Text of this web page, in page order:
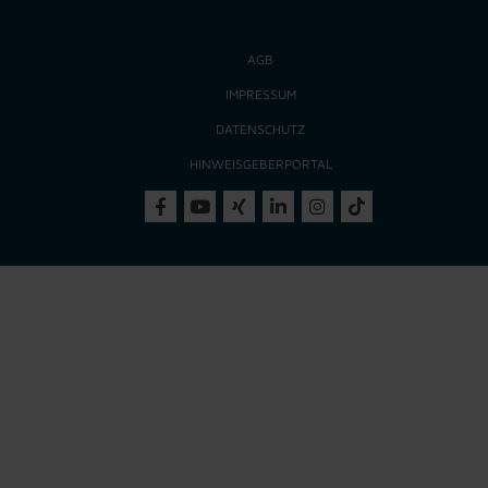
AGB
IMPRESSUM
DATENSCHUTZ
HINWEISGEBERPORTAL